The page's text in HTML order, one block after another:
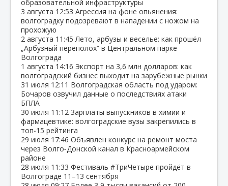
образовательной инфраструктуры
3 августа 12:53 Агрессия на фоне опьянения:
волгоградку подозревают в нападении с ножом на
прохожую
2 августа 11:45 Лето, арбузы и веселье: как прошёл
„Арбузный переполох“ в Центральном парке
Волгограда
1 августа 14:16 Экспорт на 3,6 млн долларов: как
волгоградский бизнес выходит на зарубежные рынки
31 июля 12:11 Волгоградская область под ударом:
Бочаров озвучил данные о последствиях атаки
БПЛА
30 июля 11:12 Зарплаты выпускников в химии и
фармацевтике: волгоградские вузы закрепились в
топ‑15 рейтинга
29 июля 17:46 Объявлен конкурс на ремонт моста
через Волго‑Донской канал в Красноармейском
районе
28 июля 11:33 Фестиваль #ТриЧетыре пройдёт в
Волгограде 11–13 сентября